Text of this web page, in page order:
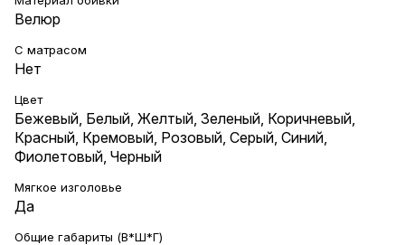
Велюр
С матрасом
Нет
Цвет
Бежевый Белый Желтый Зеленый Коричневый
Красный Кремовый Розовый Серый Синий
Фиолетовый Черный
Мягкое изголовье
Да
Общие габариты (В*Ш*Г)